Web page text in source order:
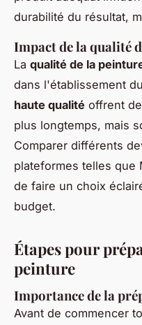
durabilité du résultat,
Impact de la qualité
La qualité de la
dans l'établissement
haute qualité offrent
plus longtemps, mais
Comparer différents
plateformes telles que
de faire un choix
budget.
Étapes pour
peinture
Importance de la
Avant de commencer